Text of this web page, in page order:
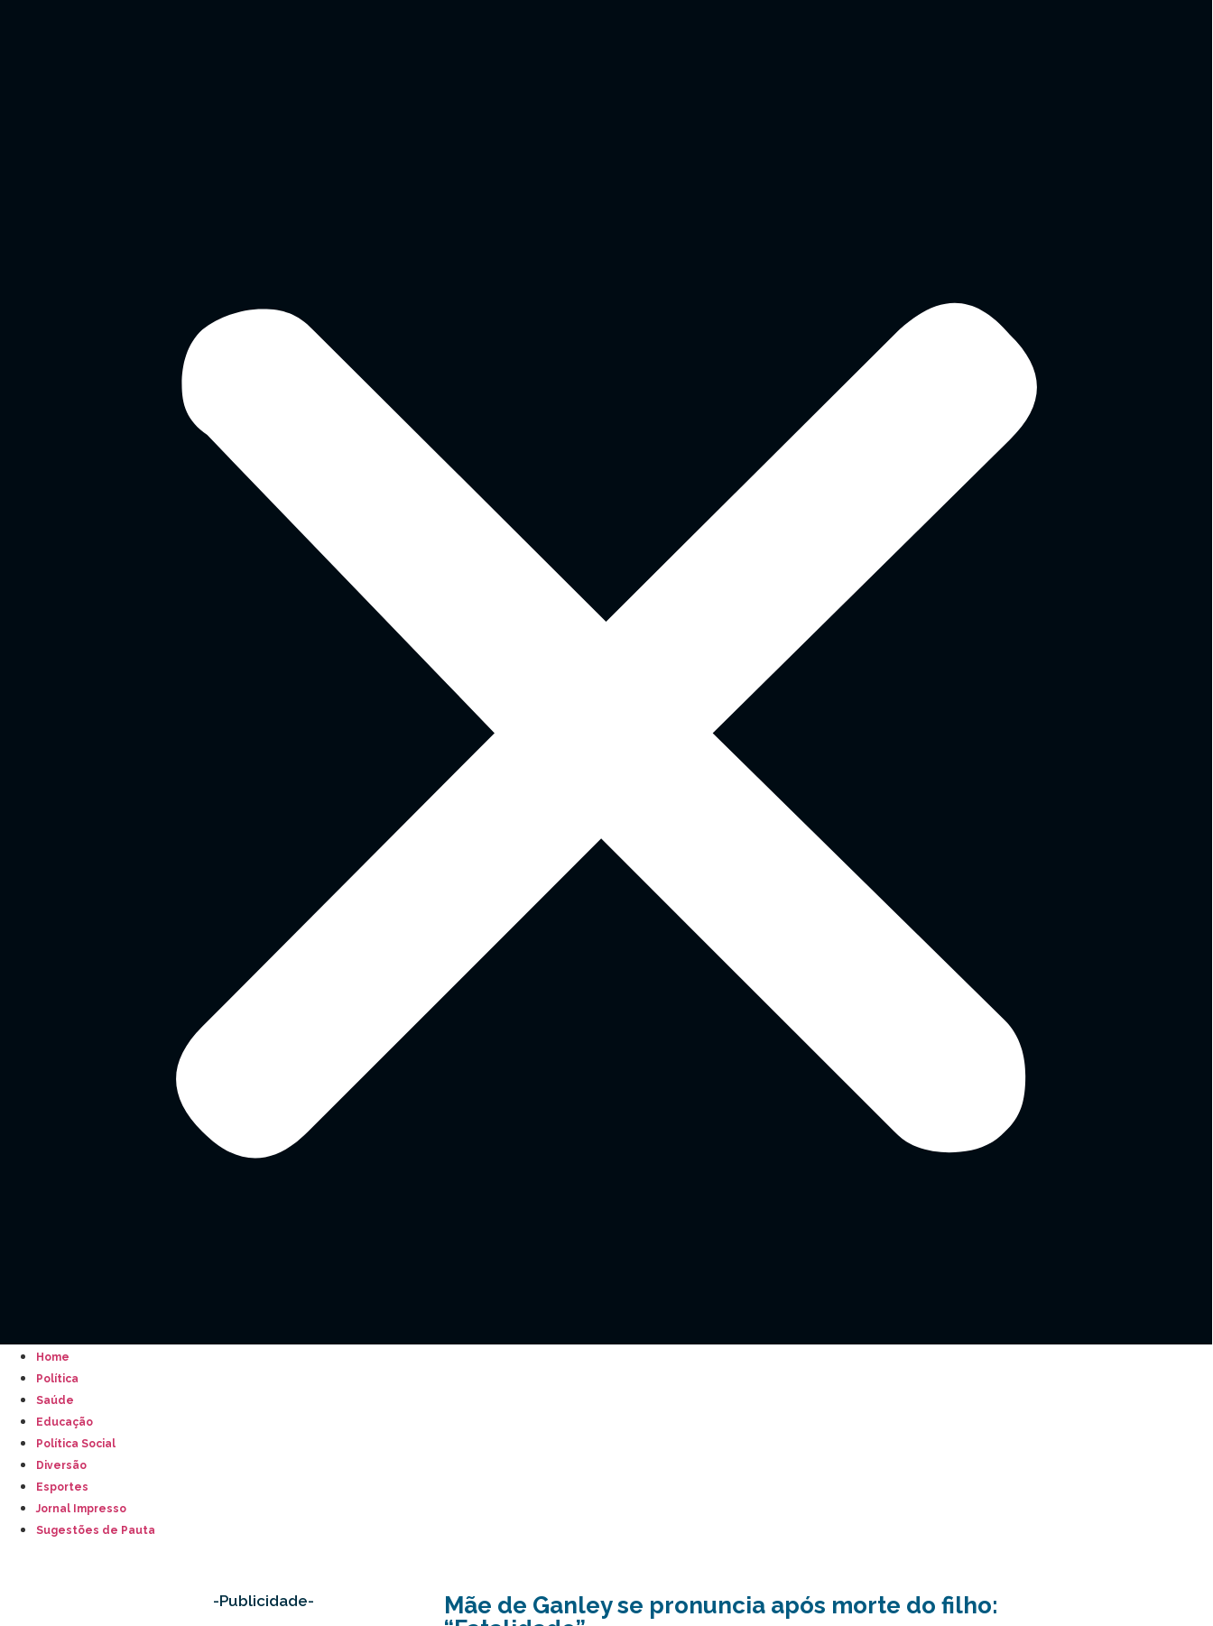
Home
Política
Saúde
Educação
Política Social
Diversão
Esportes
Jornal Impresso
Sugestões de Pauta
-Publicidade-
Mãe de Ganley se pronuncia após morte do filho: